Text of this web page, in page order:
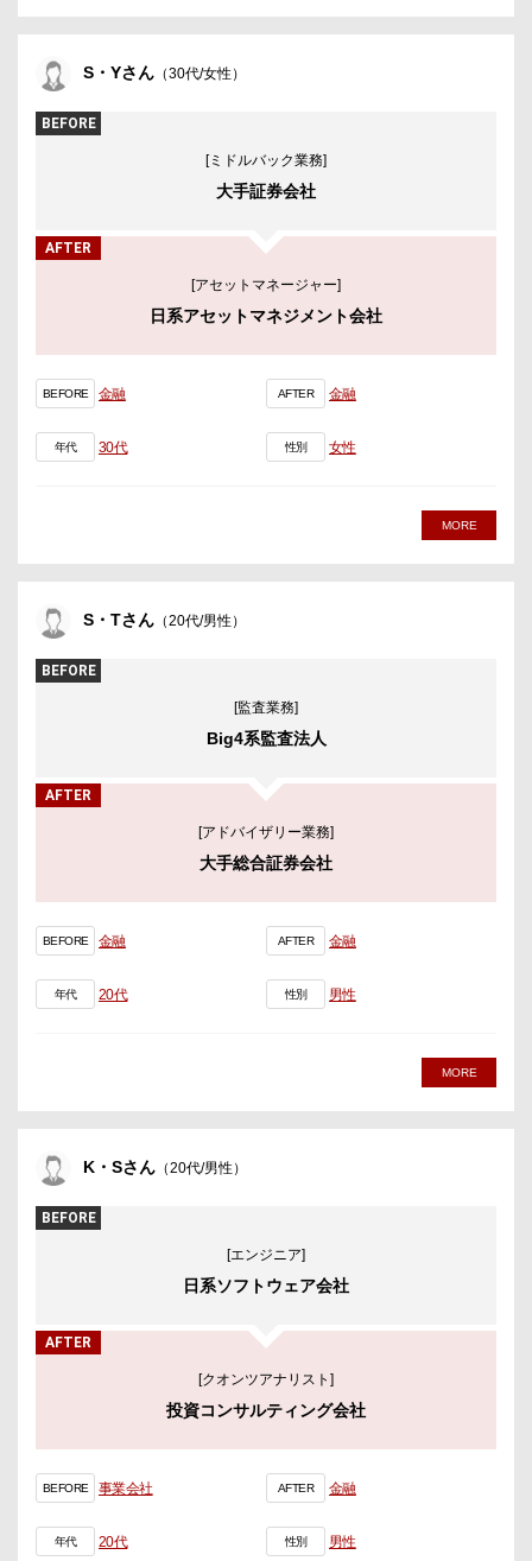
S・Yさん （30代/女性）
BEFORE
[ミドルバック業務]
大手証券会社
AFTER
[アセットマネージャー]
日系アセットマネジメント会社
BEFORE 金融 AFTER 金融
年代 30代 性別 女性
MORE
S・Tさん （20代/男性）
BEFORE
[監査業務]
Big4系監査法人
AFTER
[アドバイザリー業務]
大手総合証券会社
BEFORE 金融 AFTER 金融
年代 20代 性別 男性
MORE
K・Sさん （20代/男性）
BEFORE
[エンジニア]
日系ソフトウェア会社
AFTER
[クオンツアナリスト]
投資コンサルティング会社
BEFORE 事業会社 AFTER 金融
年代 20代 性別 男性